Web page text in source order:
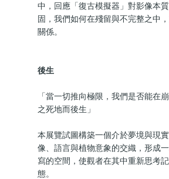
中，回應「復古模擬器」對影像本
固，我們如何在殘留與不完整之中
關係。
後生
「當一切推向極限，我們是否能在
之死地而後生」
本展覽試圖構築一個介於夢境與現
像、語言與植物意象的交織，形成
寫的空間，使觀者在其中重新思考
態。